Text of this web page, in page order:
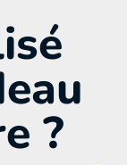
?